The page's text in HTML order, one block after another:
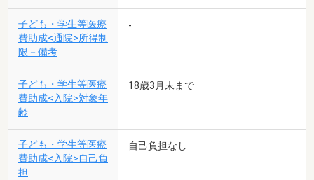
子ども・学生等医療
費助成<通院>所得制
限－備考
-
子ども・学生等医療
費助成<入院>対象年
齢
18歳3月末まで
子ども・学生等医療
費助成<入院>自己負
担
自己負担なし